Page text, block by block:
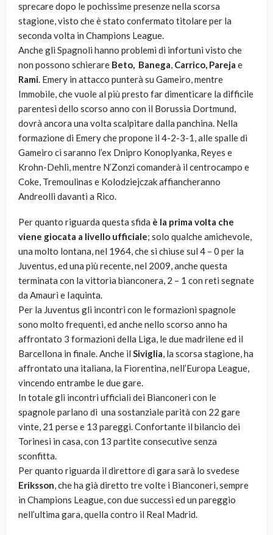
sprecare dopo le pochissime presenze nella scorsa
stagione, visto che è stato confermato titolare per la
seconda volta in Champions League.
Anche gli Spagnoli hanno problemi di infortuni visto che
non possono schierare Beto, Banega, Carrico, Pareja e
Rami. Emery in attacco punterà su Gameiro, mentre
Immobile, che vuole al più presto far dimenticare la difficile
parentesi dello scorso anno con il Borussia Dortmund,
dovrà ancora una volta scalpitare dalla panchina. Nella
formazione di Emery che propone il 4-2-3-1, alle spalle di
Gameiro ci saranno l’ex Dnipro Konoplyanka, Reyes e
Krohn-Dehli, mentre N’Zonzi comanderà il centrocampo e
Coke, Tremoulinas e Kolodziejczak affiancheranno
Andreolli davanti a Rico.
Per quanto riguarda questa sfida è la prima volta che
viene giocata a livello ufficiale; solo qualche amichevole,
una molto lontana, nel 1964, che si chiuse sul 4 – 0 per la
Juventus, ed una più recente, nel 2009, anche questa
terminata con la vittoria bianconera, 2 – 1 con reti segnate
da Amauri e Iaquinta.
Per la Juventus gli incontri con le formazioni spagnole
sono molto frequenti, ed anche nello scorso anno ha
affrontato 3 formazioni della Liga, le due madrilene ed il
Barcellona in finale. Anche il Siviglia, la scorsa stagione, ha
affrontato una italiana, la Fiorentina, nell’Europa League,
vincendo entrambe le due gare.
In totale gli incontri ufficiali dei Bianconeri con le
spagnole parlano di una sostanziale parità con 22 gare
vinte, 21 perse e 13 pareggi. Confortante il bilancio dei
Torinesi in casa, con 13 partite consecutive senza
sconfitta.
Per quanto riguarda il direttore di gara sarà lo svedese
Eriksson, che ha già diretto tre volte i Bianconeri, sempre
in Champions League, con due successi ed un pareggio
nell’ultima gara, quella contro il Real Madrid.